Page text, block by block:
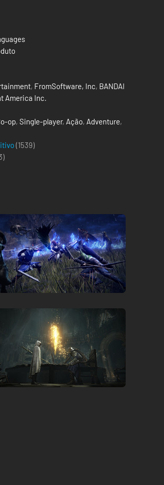
, FromSoftware, Inc, BANDAI
America Inc.
op, Single-player, Ação, Adventure,
(1539)
)